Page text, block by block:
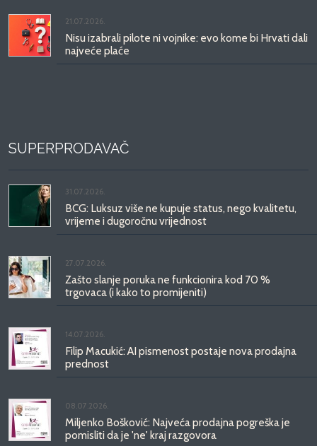
21.07.2026.
Nisu izabrali pilote ni vojnike: evo kome bi Hrvati dali
najveće plaće
SUPERPRODAVAČ
31.07.2026.
BCG: Luksuz više ne kupuje status, nego kvalitetu,
vrijeme i dugoročnu vrijednost
27.07.2026.
Zašto slanje poruka ne funkcionira kod 70 %
trgovaca (i kako to promijeniti)
14.07.2026.
Filip Macukić: AI pismenost postaje nova prodajna
prednost
08.07.2026.
Miljenko Bošković: Najveća prodajna pogreška je
pomisliti da je 'ne' kraj razgovora